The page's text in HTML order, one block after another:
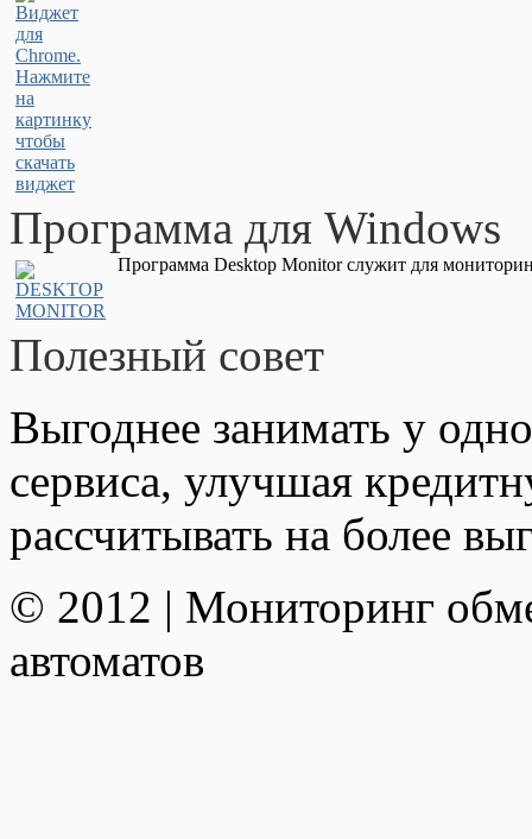
Программа для Windows
Программа Desktop Monitor служит для
Полезный совет
Выгоднее занимать у
сервиса, улучшая
рассчитывать на более
© 2012 | Мониторинг
автоматов